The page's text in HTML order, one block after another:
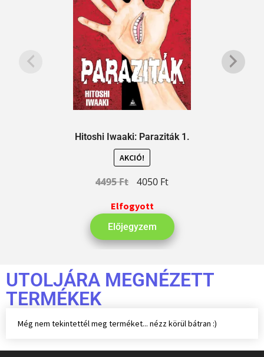
Hitoshi Iwaaki: Paraziták 1.
AKCIÓ!
4495Ft 4050 Ft
Elfogyott
Előjegyzem
UTOLJÁRA MEGNÉZETT
TERMÉKEK
Még nem tekintettél meg terméket... nézz körül bátran :)